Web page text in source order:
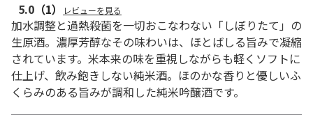
5.0 （1） レビューを見る
加水調整と過熱殺菌を一切おこなわない「しぼりたて」の
生原酒。濃厚芳醇なその味わいは、ほとばしる旨みで凝縮
されています。米本来の味を重視しながらも軽くソフトに
仕上げ、飲み飽きしない純米酒。ほのかな香りと優しいふ
くらみのある旨みが調和した純米吟醸酒です。